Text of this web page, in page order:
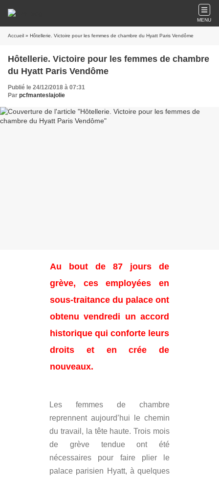
MENU
Accueil » Hôtellerie. Victoire pour les femmes de chambre du Hyatt Paris Vendôme
Hôtellerie. Victoire pour les femmes de chambre
du Hyatt Paris Vendôme
Publié le 24/12/2018 à 07:31
Par pcfmanteslajolie
Au bout de 87 jours de
grève, ces employées en
sous-traitance du palace ont
obtenu vendredi un accord
historique qui conforte leurs
droits et en crée de
nouveaux.
Les femmes de chambre
reprennent aujourd’hui le chemin
du travail, la tête haute. Trois mois
de grève tendue ont été
nécessaires pour faire plier le
palace parisien Hyatt, à quelques